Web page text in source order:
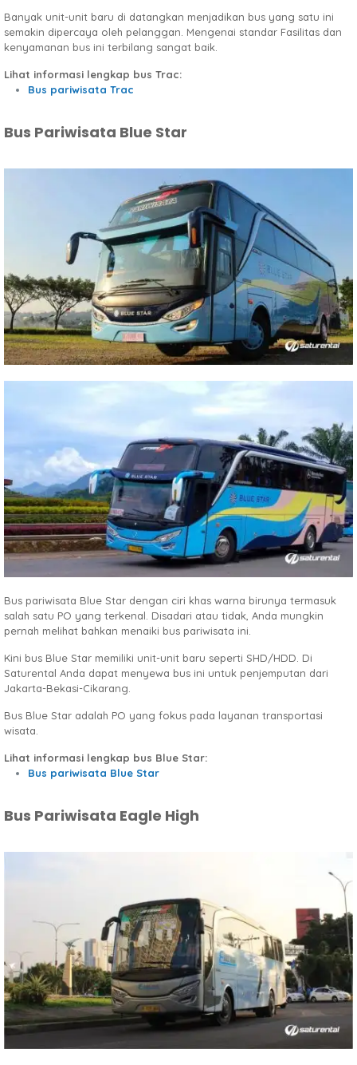
Banyak unit-unit baru di datangkan menjadikan bus yang satu ini
semakin dipercaya oleh pelanggan. Mengenai standar Fasilitas dan
kenyamanan bus ini terbilang sangat baik.
Lihat informasi lengkap bus Trac:
Bus pariwisata Trac
Bus Pariwisata Blue Star
Bus pariwisata Blue Star dengan ciri khas warna birunya termasuk
salah satu PO yang terkenal. Disadari atau tidak, Anda mungkin
pernah melihat bahkan menaiki bus pariwisata ini.
Kini bus Blue Star memiliki unit-unit baru seperti SHD/HDD. Di
Saturental Anda dapat menyewa bus ini untuk penjemputan dari
Jakarta-Bekasi-Cikarang.
Bus Blue Star adalah PO yang fokus pada layanan transportasi
wisata.
Lihat informasi lengkap bus Blue Star:
Bus pariwisata Blue Star
Bus Pariwisata Eagle High